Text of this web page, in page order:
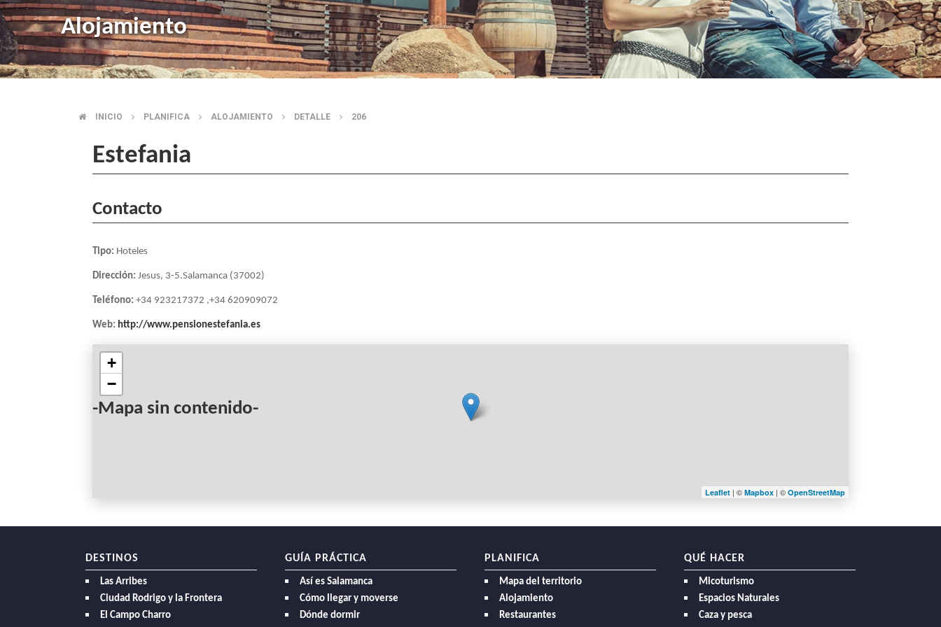
Alojamiento
SOBRESCRIBIR
ENLACES
DE
A
LA
NAVEGACIÓN
INICIO PLANIFICA ALOJAMIENTO DETALLE 206
Estefania
Contacto
Tipo: Hoteles
Dirección: Jesus, 3-5.Salamanca (37002)
Teléfono: +34 923217372 ,+34 620909072
Web: http://www.pensionestefania.es
-Mapa sin contenido-
+
−
Leaflet | © Mapbox | © OpenStreetMap
DESTINOS
Las Arribes
Ciudad Rodrigo y la Frontera
El Campo Charro
GUÍA PRÁCTICA
Así es Salamanca
Cómo llegar y moverse
Dónde dormir
PLANIFICA
Mapa del territorio
Alojamiento
Restaurantes
QUÉ HACER
Micoturismo
Espacios Naturales
Caza y pesca